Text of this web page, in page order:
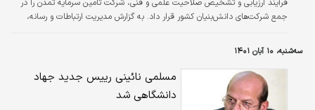
و اگر ریزش داشته‌اند چرا؟
فرآیند ارزیابی و تشخیص صلاحیت علمی و فنی، شرکت تامین سرمایه تمدن را در
جمع شرکت‌های دانش‌‌‌بنیان کشور قرار داد. به گزارش مدیریت ارتباطات و رسانه،
زمینه تامین مالی جمعی آغاز کرد.
سه‌شنبه، ۱۰ آبان ۱۴۰۱
مسلمی نائینی رییس جدید جهاد
دانشگاهی شد